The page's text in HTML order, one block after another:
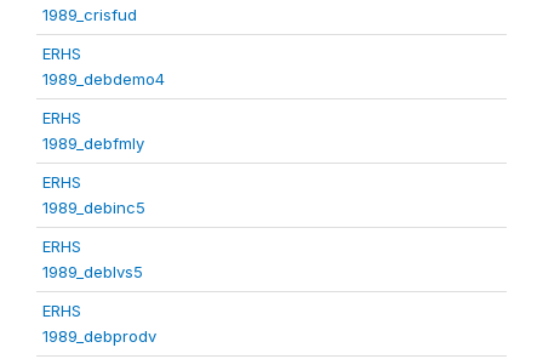
1989_crisfud
ERHS
1989_debdemo4
ERHS
1989_debfmly
ERHS
1989_debinc5
ERHS
1989_deblvs5
ERHS
1989_debprodv